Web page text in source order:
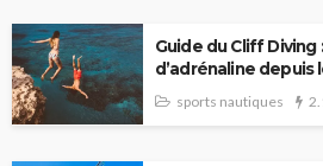
Guide du Cliff
d’adrénaline depuis
sports nautiques